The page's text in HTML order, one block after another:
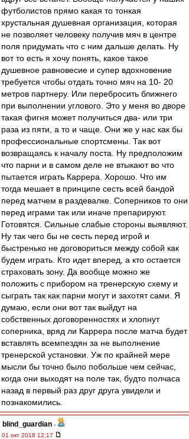
футболистов прямо какая то тонкая
хрустальная душевная организация, которая
не позволяет человеку получив мяч в центре
поля придумать что с ним дальше делать. Ну
вот то есть я хочу понять, какое такое
душевное равновесие и супер вдохновение
требуется чтобы отдать точно мяч на 10- 20
метров партнеру. Или перебросить ближнего
при выполнении углового. Это у меня во дворе
такая фигня может получиться два- или три
раза из пяти, а то и чаще. Они же у нас как бы
профессиональные спортсмены. Так вот
возвращаясь к началу поста. Ну предположим
что парни и в самом деле не втыкают во что
пытается играть Каррера. Хорошо. Что им
тогда мешает в принципе сесть всей бандой
перед матчем в раздевалке. Соперников то они
перед играми так или иначе препарируют.
Готовятся. Сильные слабые стороны выявляют.
Ну так чего бы не сесть перед игрой и
быстренько не договориться между собой как
будем играть. Кто идет вперед, а кто остается
страховать зону. Да вообще можно же
положить с прибором на тренерскую схему и
сыграть так как парни могут и захотят сами. Я
думаю, если они вот так выйдут на
собственных договоренностях и хлопнут
соперника, вряд ли Каррера после матча будет
вставлять всемпездян за не выполнение
тренерской установки. Уж по крайней мере
мысли бы точно было побольше чем сейчас,
когда они выходят на поле так, будто полчаса
назад в первый раз друг друга увидели и
познакомились.
blind_guardian -
01 окт 2018 12:17